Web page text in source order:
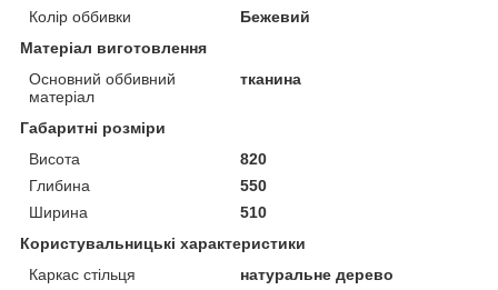
Колір оббивки
Бежевий
Матеріал виготовлення
Основний оббивний
матеріал
тканина
Габаритні розміри
Висота
820
Глибина
550
Ширина
510
Користувальницькі характеристики
Каркас стільця
натуральне дерево